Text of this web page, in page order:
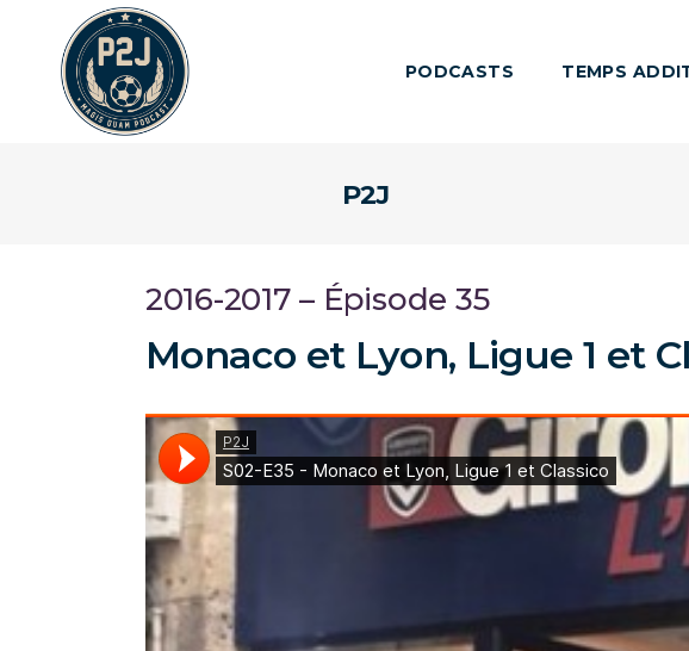
PODCASTS TEMPS
P2J
2016-2017 – Épisode 35
Monaco et Lyon, Ligue 1 et